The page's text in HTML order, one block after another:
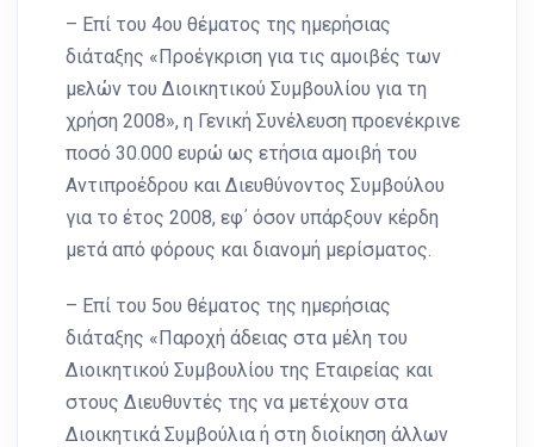
– Επί του 4ου θέματος της ημερήσιας
διάταξης «Προέγκριση για τις αμοιβές των
μελών του Διοικητικού Συμβουλίου για τη
χρήση 2008», η Γενική Συνέλευση προενέκρινε
ποσό 30.000 ευρώ ως ετήσια αμοιβή του
Αντιπροέδρου και Διευθύνοντος Συμβούλου
για το έτος 2008, εφ΄ όσον υπάρξουν κέρδη
μετά από φόρους και διανομή μερίσματος.
– Επί του 5ου θέματος της ημερήσιας
διάταξης «Παροχή άδειας στα μέλη του
Διοικητικού Συμβουλίου της Εταιρείας και
στους Διευθυντές της να μετέχουν στα
Διοικητικά Συμβούλια ή στη διοίκηση άλλων